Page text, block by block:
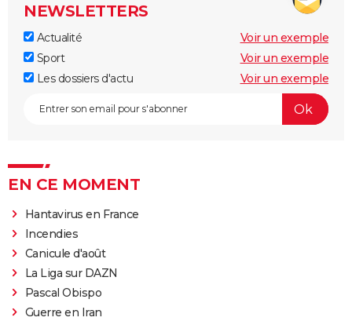
NEWSLETTERS
Actualité
Voir un exemple
Sport
Voir un exemple
Les dossiers d'actu
Voir un exemple
EN CE MOMENT
Hantavirus en France
Incendies
Canicule d'août
La Liga sur DAZN
Pascal Obispo
Guerre en Iran